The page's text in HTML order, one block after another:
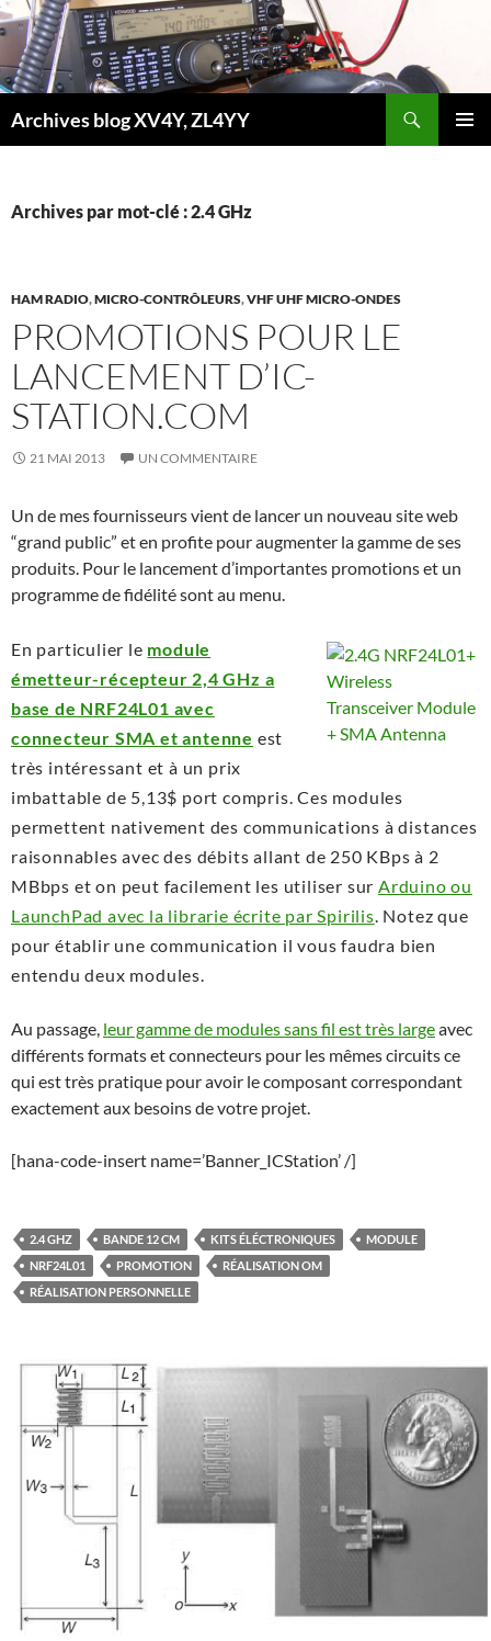
Aller
au
contenu
Archives blog XV4Y, ZL4YY
Archives par mot-clé : 2.4 GHz
HAM RADIO,MICRO-CONTRÔLEURS,VHF UHF MICRO-ONDES
PROMOTIONS POUR LE
LANCEMENT D’IC-
STATION.COM
21 MAI 2013 UN COMMENTAIRE
Un de mes fournisseurs vient de lancer un nouveau site web
“grand public” et en profite pour augmenter la gamme de ses
produits. Pour le lancement d’importantes promotions et un
programme de fidélité sont au menu.
En particulier le module
émetteur-récepteur 2,4 GHz a
base de NRF24L01 avec
connecteur SMA et antenne est
très intéressant et à un prix
imbattable de 5,13$ port compris. Ces modules
permettent nativement des communications à distances
raisonnables avec des débits allant de 250 KBps à 2
MBbps et on peut facilement les utiliser sur Arduino ou
LaunchPad avec la librarie écrite par Spirilis. Notez que
pour établir une communication il vous faudra bien
entendu deux modules.
Au passage, leur gamme de modules sans fil est très largeavec
différents formats et connecteurs pour les mêmes circuits ce
qui est très pratique pour avoir le composant correspondant
exactement aux besoins de votre projet.
[hana-code-insert name=’Banner_ICStation’ /]
2.4 GHZ BANDE 12 CM KITS ÉLÉCTRONIQUES
MODULE
NRF24L01
PROMOTION
RÉALISATION OM
RÉALISATION PERSONNELLE